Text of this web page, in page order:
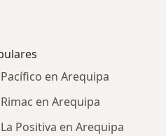
en Arequipa
en Arequipa
Positiva en Arequipa